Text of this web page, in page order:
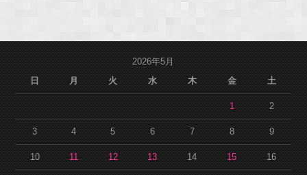
2026年5月
日
月 火 水 木 金 土
1 2
3 4 5 6 7 8 9
10 11 12 13 14 15 16